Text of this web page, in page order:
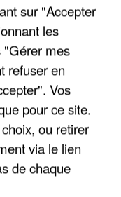
sur "Accepter
les
"Gérer mes
refuser en
Vos
pour ce site.
ou retirer
via le lien
de chaque